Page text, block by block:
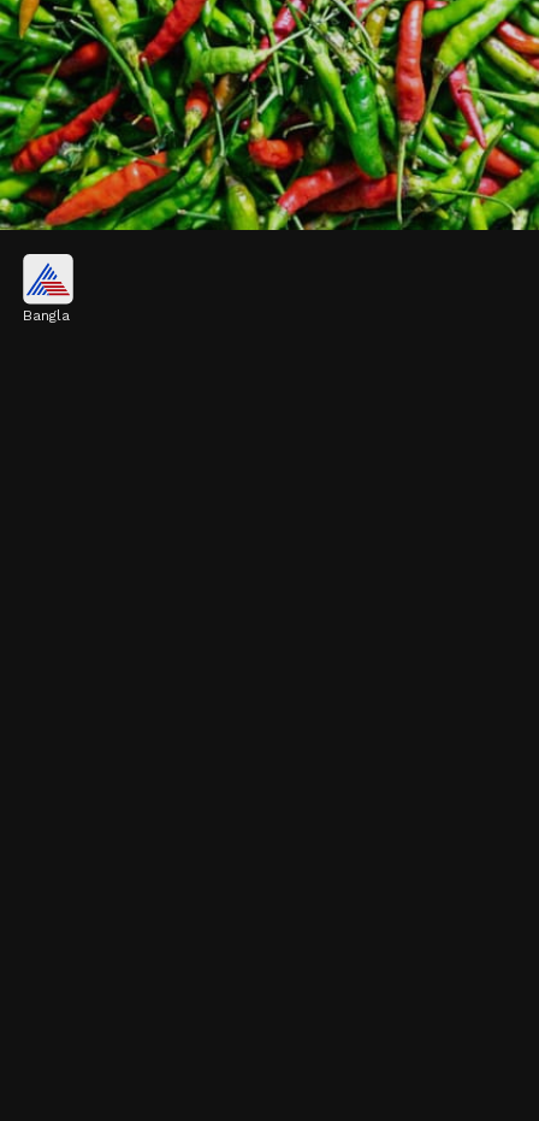
পিঁয়াজের খোসা জলে কয়েক দিন ভিজিয়ে রাখুন।
Bangla